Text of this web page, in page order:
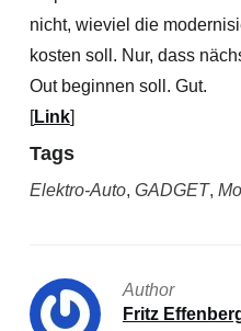
nicht, wieviel die
kosten soll. Nur, dass
Out beginnen soll. Gut.
[Link]
Tags
Elektro-Auto, GADGET,
Author
Fritz